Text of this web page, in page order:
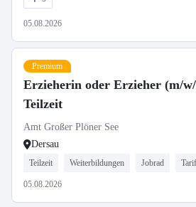
05.08.2026
Premium
Erzieherin oder Erzieher (m/
Teilzeit
Amt Großer Plöner See
Dersau
Teilzeit Weiterbildungen Jobrad
05.08.2026